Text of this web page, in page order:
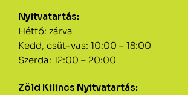
Nyitvatartás:
Hétfő: zárva
Kedd, csüt-vas: 10:00 – 18:00
Szerda: 12:00 – 20:00
Zöld Kilincs Nyitvatartás: